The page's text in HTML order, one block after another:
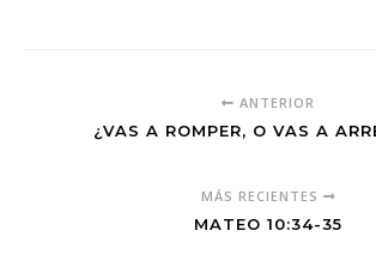
ANTERIOR
¿VAS A ROMPER, O VAS A
MÁS RECIENTES
MATEO 10:34-35